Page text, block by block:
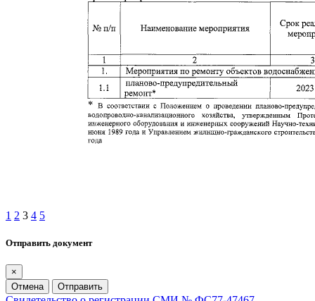
1 2 3 4 5
Отправить документ
×
Отмена
Отправить